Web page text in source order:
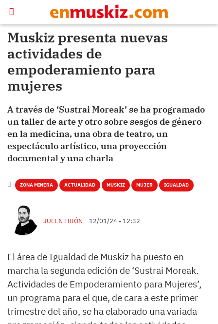
Muskiz presenta nuevas
actividades de
empoderamiento para
mujeres
A través de ‘Sustrai Moreak’ se ha programado
un taller de arte y otro sobre sesgos de género
en la medicina, una obra de teatro, un
espectáculo artístico, una proyección
documental y una charla
ZONA MINERA ACTUALIDAD MUSKIZ MUJER IGUALDAD
JULEN FRIÓN 12/01/24 - 12:32
El área de Igualdad de Muskiz ha puesto en
marcha la segunda edición de ‘Sustrai Moreak.
Actividades de Empoderamiento para Mujeres’,
un programa para el que, de cara a este primer
trimestre del año, se ha elaborado una variada